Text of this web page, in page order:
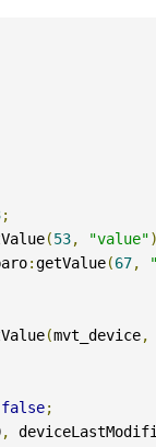
;
(53, "value"
:getValue(67,
(mvt_device,
false;
,